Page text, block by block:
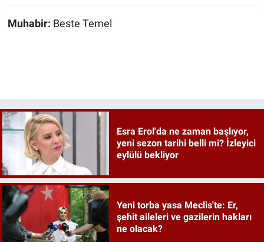
Muhabir: Beste Temel
Esra Erol'da ne zaman başlıyor,
yeni sezon tarihi belli mi? İzleyici
eylülü bekliyor
Yeni torba yasa Meclis'te: Er,
şehit aileleri ve gazilerin hakları
ne olacak?